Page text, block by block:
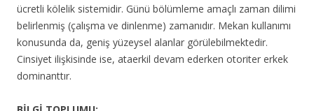
ücretli kölelik sistemidir. Günü bölümleme amaçlı zaman dilimi
belirlenmiş (çalışma ve dinlenme) zamanıdır. Mekan kullanımı
konusunda da, geniş yüzeysel alanlar görülebilmektedir.
Cinsiyet ilişkisinde ise, ataerkil devam ederken otoriter erkek
dominanttır.